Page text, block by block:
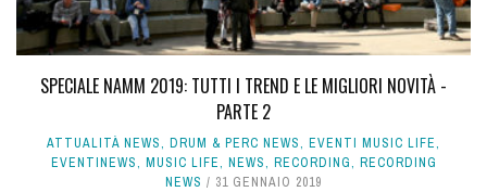
SPECIALE NAMM 2019: TUTTI I TREND E LE MIGLIORI NOVITÀ -
PARTE 2
ATTUALITÀ NEWS, DRUM & PERC NEWS, EVENTI MUSIC LIFE,
EVENTINEWS, MUSIC LIFE, NEWS, RECORDING, RECORDING
NEWS
31 GENNAIO 2019